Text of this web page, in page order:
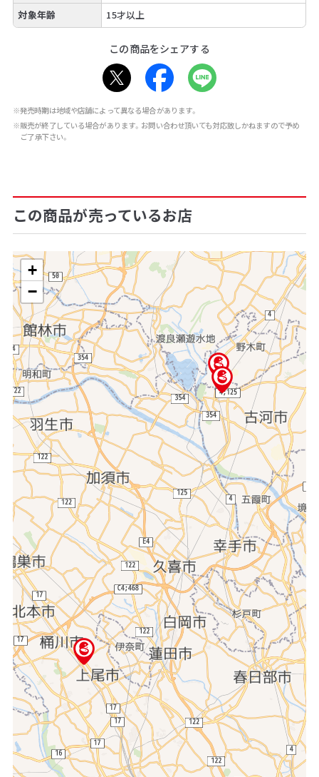
対象年齢
15才以上
この商品をシェアする
※発売時期は地域や店舗によって異なる場合があります。
※販売が終了している場合があります。お問い合わせ頂いても対応致しかねますので予め
ご了承下さい。
この商品が売っているお店
+
−